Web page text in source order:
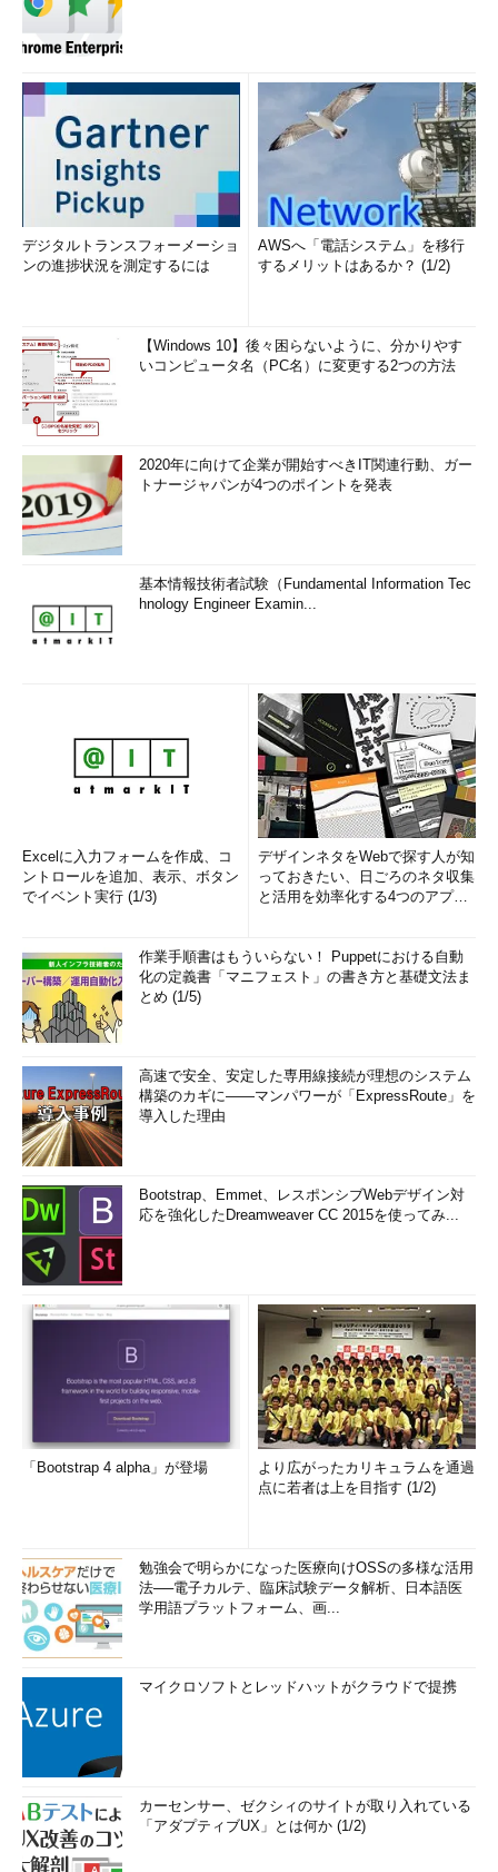
デジタルトランスフォーメーショ
ンの進捗状況を測定するには
AWSへ「電話システム」を移行
するメリットはあるか？ (1/2)
【Windows 10】後々困らないように、分かりやす
いコンピュータ名（PC名）に変更する2つの方法
2020年に向けて企業が開始すべきIT関連行動、ガー
トナージャパンが4つのポイントを発表
基本情報技術者試験（Fundamental Information Tec
hnology Engineer Examin...
Excelに入力フォームを作成、コ
ントロールを追加、表示、ボタン
でイベント実行 (1/3)
デザインネタをWebで探す人が知
っておきたい、日ごろのネタ収集
と活用を効率化する4つのアプリ
作業手順書はもういらない！ Puppetにおける自動
化の定義書「マニフェスト」の書き方と基礎文法ま
とめ (1/5)
高速で安全、安定した専用線接続が理想のシステム
構築のカギに――マンパワーが「ExpressRoute」を
導入した理由
Bootstrap、Emmet、レスポンシブWebデザイン対
応を強化したDreamweaver CC 2015を使ってみ...
「Bootstrap 4 alpha」が登場
より広がったカリキュラムを通過
点に若者は上を目指す (1/2)
勉強会で明らかになった医療向けOSSの多様な活用
法──電子カルテ、臨床試験データ解析、日本語医
学用語プラットフォーム、画...
マイクロソフトとレッドハットがクラウドで提携
カーセンサー、ゼクシィのサイトが取り入れている
「アダプティブUX」とは何か (1/2)